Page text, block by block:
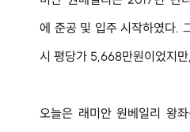
에 준공 및 입주 시작하였다.
시 평당가 5,668만원이었지
오늘은 래미안 원베일리 왕